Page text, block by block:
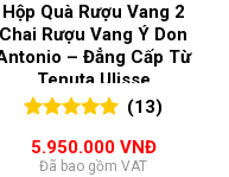
Hộp Quà Rượu Vang 2
Chai Rượu Vang Ý Don
– Đẳng Cấp Từ
Tenuta Ulisse
đánh giá
(13)
5.950.000 VNĐ
Đã bao gồm VAT